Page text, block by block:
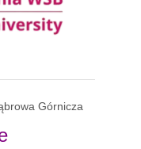
Górnicza